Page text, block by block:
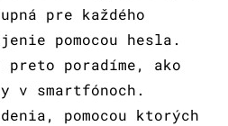
pre každého
pomocou hesla.
preto poradíme, ako
v smartfónoch.
pomocou ktorých